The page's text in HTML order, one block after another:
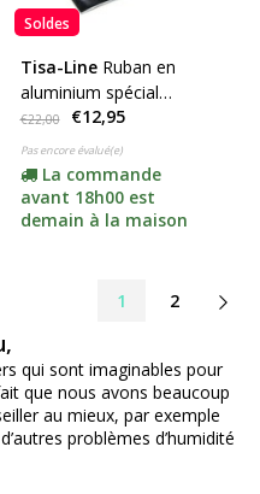
Soldes
Tisa-Line Ruban en
aluminium spécial
(Usage intensif)
€22,00 €12,95
Pas encore évalué(e)
La commande
avant 18h00 est
demain à la maison
1 2
qui sont imaginables pour
que nous avons beaucoup
au mieux, par exemple
problèmes d’humidité